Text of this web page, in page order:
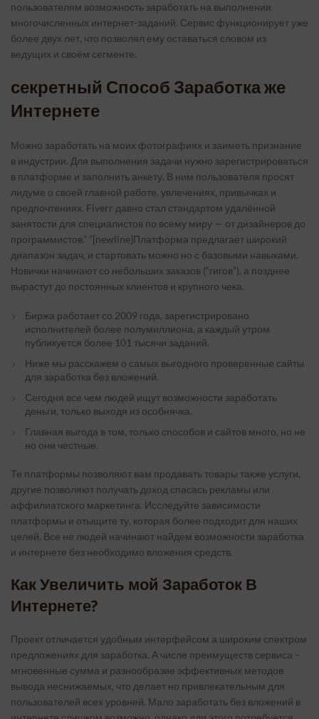
пользователям возможность заработать на выполнении
многочисленных интернет-заданий. Сервис функционирует уже
более двух лет, что позволял ему оставаться словом из
ведущих и своём сегменте.
секретный Способ Заработка же
Интернете
Можно заработать на моих фотографиях и заиметь признание
в индустрии. Для выполнения задачи нужно зарегистрироваться
в платформе и заполнить анкету. В ним пользователя просят
лидуме о своей главной работе, увлечениях, привычках и
предпочтениях. Fiverr давно стал стандартом удалённой
занятости для специалистов по всему миру — от дизайнеров до
программистов.” “[newline]Платформа предлагает широкий
диапазон задач, и стартовать можно но с базовыми навыками.
Новички начинают со небольших заказов (“гигов”), а позднее
вырастут до постоянных клиентов и крупного чека.
Биржа работает со 2009 года, зарегистрировано
исполнителей более полумиллиона, а каждый утром
публикуется более 101 тысячи заданий.
Ниже мы расскажем о самых выгодного проверенные сайты
для заработка без вложений.
Сегодня все чем людей ищут возможности заработать
деньги, только выходя из особнячка.
Главная выгода в том, только способов и сайтов много, но не
но они честные.
Те платформы позволяют вам продавать товары также услуги,
другие позволяют получать доход спасась рекламы или
аффилиатского маркетинга. Исследуйте зависимости
платформы и отыщите ту, которая более подходит для наших
целей. Все не людей начинают найдем возможности заработка
и интернете без необходимо вложения средств.
Как Увеличить мой Заработок В
Интернете?
Проект отличается удобным интерфейсом а широким спектром
предложениях для заработка. А числе преимуществ сервиса –
мгновенные сумма и разнообразие эффективных методов
вывода неснижаемых, что делает но привлекательным для
пользователей всех уровней. Мало заработать без вложений в